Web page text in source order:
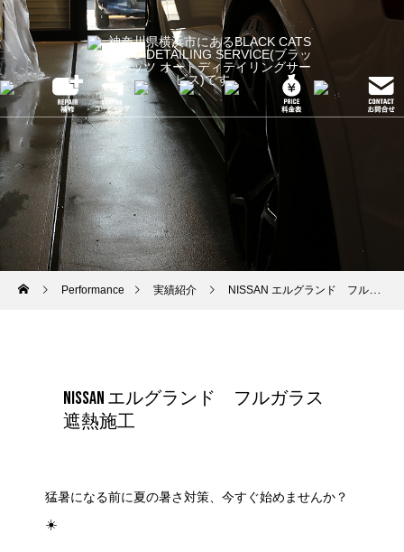
Performance 実績紹介 NISSAN エルグランド フルガラス遮熱施工
NISSAN エルグランド フルガラス
遮熱施工
猛暑になる前に夏の暑さ対策、今すぐ始めませんか？
☀️